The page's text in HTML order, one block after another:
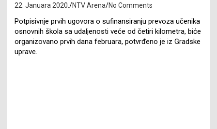
22. Januara 2020. NTV Arena No Comments
Potpisivnje prvih ugovora o sufinansiranju prevoza učenika
osnovnih škola sa udaljenosti veće od četiri kilometra, biće
organizovano prvih dana februara, potvrđeno je iz Gradske
uprave.